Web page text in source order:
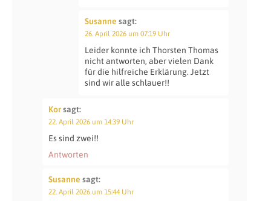
Susanne sagt:
26. April 2026 um 07:19 Uhr
Leider konnte ich Thorsten Thomas
nicht antworten, aber vielen Dank
für die hilfreiche Erklärung. Jetzt
sind wir alle schlauer!!
Korsagt:
22. April 2026 um 14:39 Uhr
Es sind zwei!!
Antworten
Susanne sagt:
22. April 2026 um 15:44 Uhr